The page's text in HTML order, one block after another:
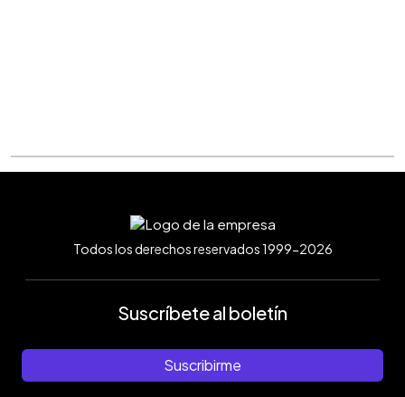
Todos los derechos reservados 1999-2026
Suscríbete al boletín
Suscribirme